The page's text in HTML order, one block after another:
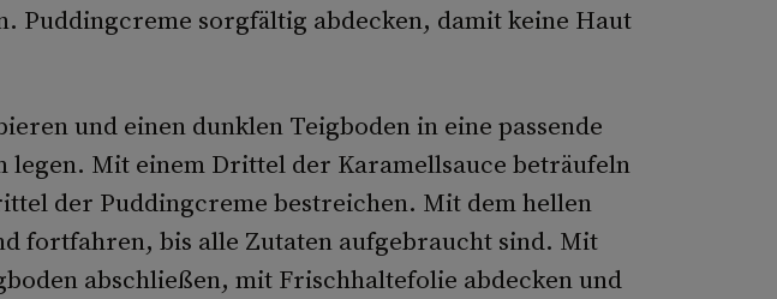
Puddingcreme sorgfältig abdecken, damit keine Haut
und einen dunklen Teigboden in eine passende
legen. Mit einem Drittel der Karamellsauce beträufeln
der Puddingcreme bestreichen. Mit dem hellen
fortfahren, bis alle Zutaten aufgebraucht sind. Mit
abschließen, mit Frischhaltefolie abdecken und